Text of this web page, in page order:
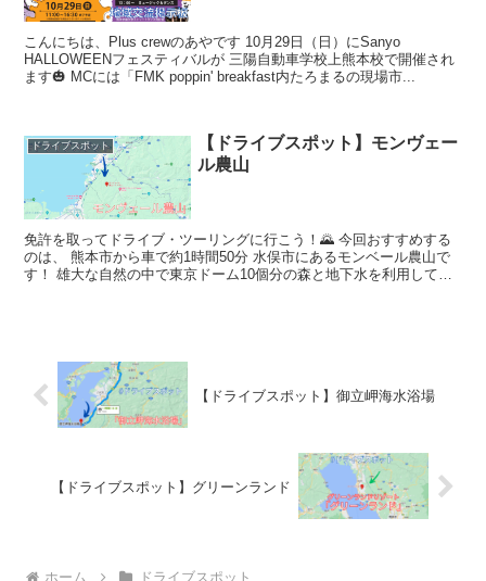
こんにちは、Plus crewのあやです 10月29日（日）にSanyo
HALLOWEENフェスティバルが 三陽自動車学校上熊本校で開催され
ます🎃 MCには「FMK poppin' breakfast内たろまるの現場市...
ドライブスポット
【ドライブスポット】モンヴェー
ル農山
免許を取ってドライブ・ツーリングに行こう！🌄 今回おすすめする
のは、 熊本市から車で約1時間50分 水俣市にあるモンベール農山で
す！ 雄大な自然の中で東京ドーム10個分の森と地下水を利用して、
【ドライブスポット】御立岬海水浴場
【ドライブスポット】グリーンランド
ホーム ドライブスポット